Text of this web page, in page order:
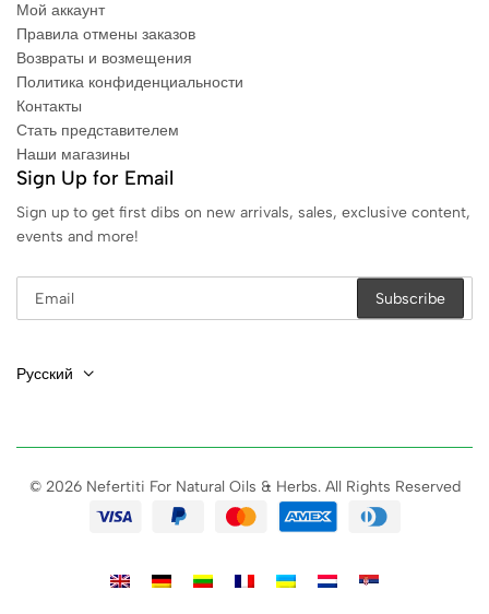
Мой аккаунт
Правила отмены заказов
Возвраты и возмещения
Политика конфиденциальности
Контакты
Стать представителем
Наши магазины
Sign Up for Email
Sign up to get first dibs on new arrivals, sales, exclusive content,
events and more!
Русский
© 2026 Nefertiti For Natural Oils & Herbs. All Rights Reserved